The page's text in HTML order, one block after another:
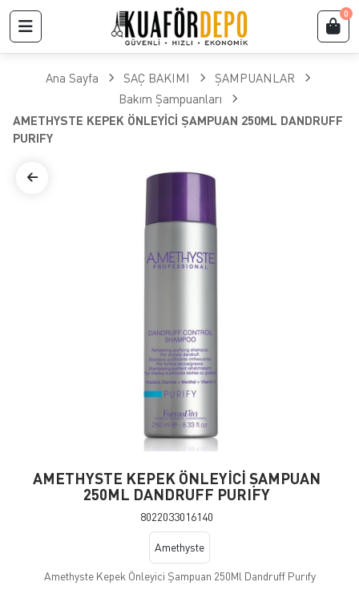
0
Ana Sayfa SAÇ BAKIMI
ŞAMPUANLAR
Bakım Şampuanları
AMETHYSTE KEPEK ÖNLEYİCİ ŞAMPUAN 250ML DANDRUFF
PURIFY
AMETHYSTE KEPEK ÖNLEYİCİ ŞAMPUAN
250ML DANDRUFF PURIFY
8022033016140
Amethyste
Amethyste Kepek Önleyici Şampuan 250Ml Dandruff Purıfy